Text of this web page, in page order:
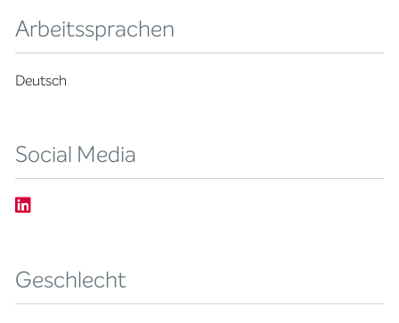
Arbeitssprachen
Deutsch
Social Media
Geschlecht